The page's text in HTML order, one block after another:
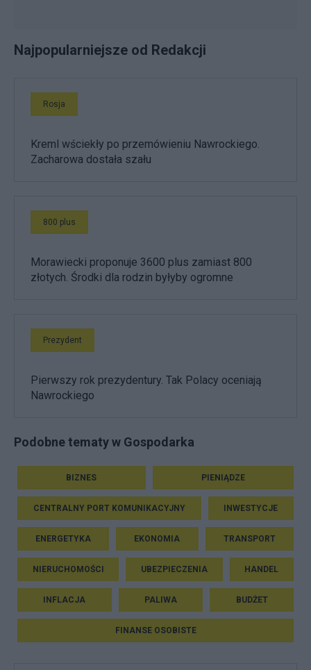
Najpopularniejsze od Redakcji
Rosja
Kreml wściekły po przemówieniu Nawrockiego.
Zacharowa dostała szału
800 plus
Morawiecki proponuje 3600 plus zamiast 800
złotych. Środki dla rodzin byłyby ogromne
Prezydent
Pierwszy rok prezydentury. Tak Polacy oceniają
Nawrockiego
Podobne tematy w Gospodarka
BIZNES PIENIĄDZE
CENTRALNY PORT KOMUNIKACYJNY INWESTYCJE
ENERGETYKA EKONOMIA TRANSPORT
NIERUCHOMOŚCI UBEZPIECZENIA HANDEL
INFLACJA PALIWA BUDŻET
FINANSE OSOBISTE